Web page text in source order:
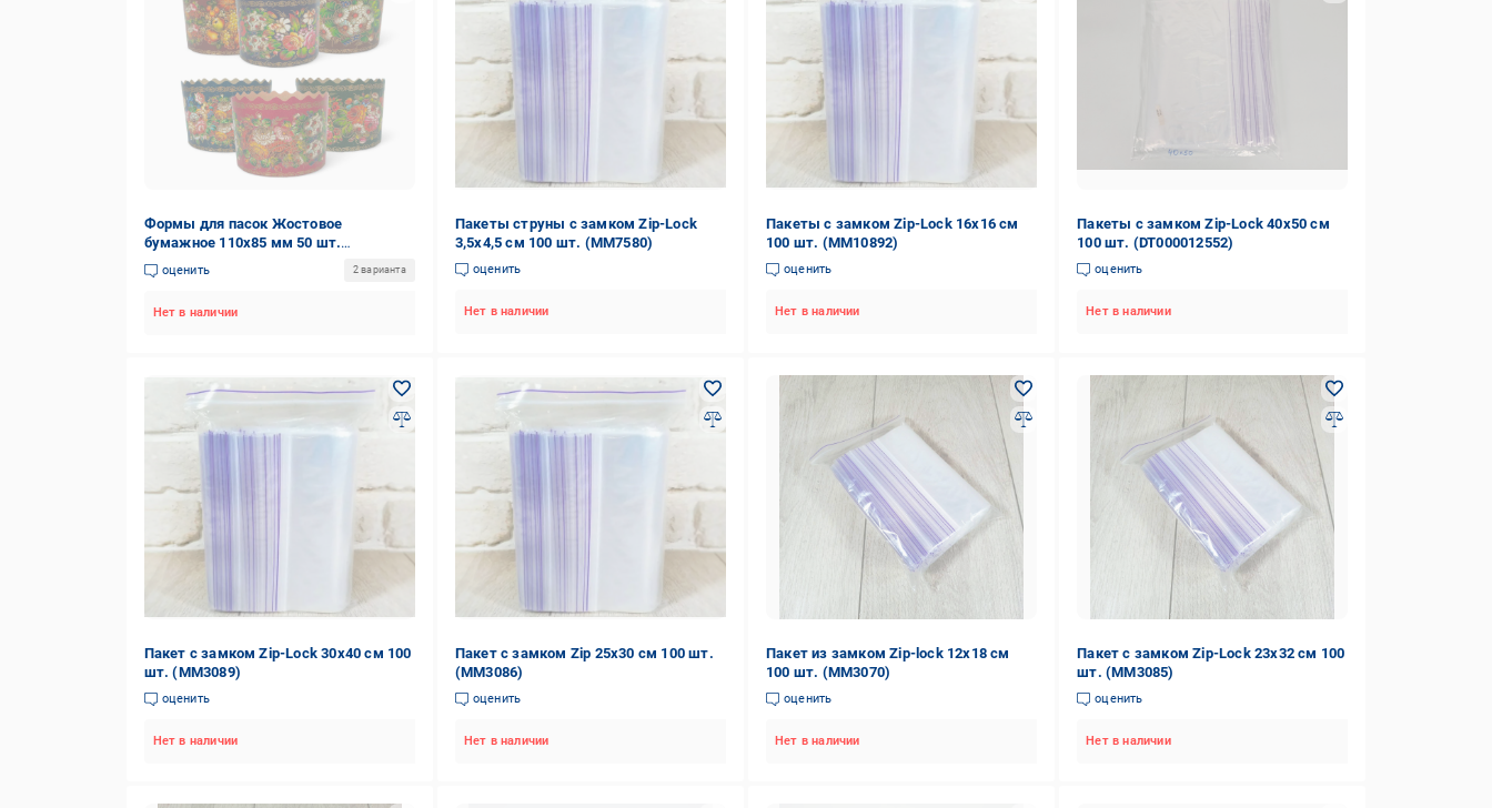
Формы для пасок Жостовое
бумажное 110х85 мм 50 шт.
(84618944)
оценить 2 варианта
Нет в наличии
Пакеты струны с замком Zip-Lock
3,5х4,5 см 100 шт. (MM7580)
оценить
Нет в наличии
Пакеты с замком Zip-Lock 16х16 см
100 шт. (ММ10892)
оценить
Нет в наличии
Пакеты с замком Zip-Lock 40х50 см
100 шт. (DT000012552)
оценить
Нет в наличии
Пакет с замком Zip-Lock 30х40 см 100
шт. (MM3089)
оценить
Нет в наличии
Пакет с замком Zip 25х30 см 100 шт.
(MM3086)
оценить
Нет в наличии
Пакет из замком Zip-lock 12х18 см
100 шт. (ММ3070)
оценить
Нет в наличии
Пакет с замком Zip-Lock 23х32 см 100
шт. (MM3085)
оценить
Нет в наличии